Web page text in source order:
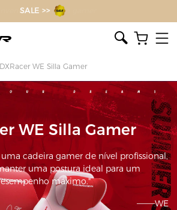
inventor da cadeira gamer
DXRacer WE Silla Gamer
WE Silla Gamer
uma cadeira gamer de nível profissional,
uma postura ideal para um
máximo."
———WE